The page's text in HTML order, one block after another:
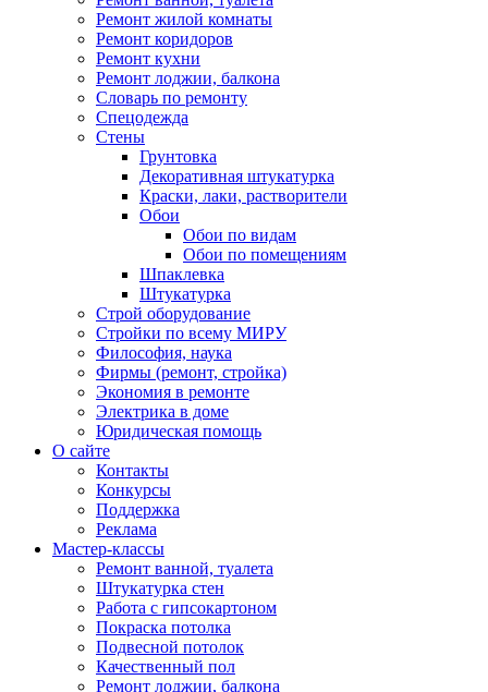
Ремонт жилой комнаты
Ремонт коридоров
Ремонт кухни
Ремонт лоджии, балкона
Словарь по ремонту
Спецодежда
Стены
Грунтовка
Декоративная штукатурка
Краски, лаки, растворители
Обои
Обои по видам
Обои по помещениям
Шпаклевка
Штукатурка
Строй оборудование
Стройки по всему МИРУ
Философия, наука
Фирмы (ремонт, стройка)
Экономия в ремонте
Электрика в доме
Юридическая помощь
О сайте
Контакты
Конкурсы
Поддержка
Реклама
Мастер-классы
Ремонт ванной, туалета
Штукатурка стен
Работа с гипсокартоном
Покраска потолка
Подвесной потолок
Качественный пол
Ремонт лоджии, балкона